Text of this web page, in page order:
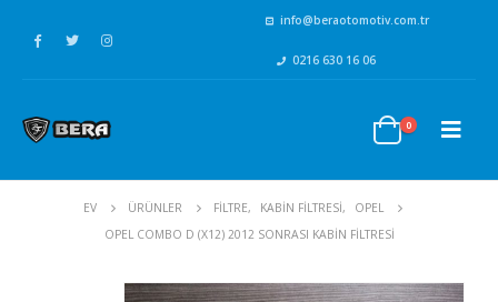
info@beraotomotiv.com.tr
0216 630 16 06
0
EV ÜRÜNLER FİLTRE, KABİN FİLTRESİ,
OPEL
OPEL COMBO D (X12) 2012 SONRASI KABIN FILTRESI